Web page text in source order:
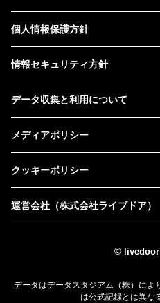
個人情報保護方針
情報セキュリティ方針
データ収集と利用について
メディアポリシー
クッキーポリシー
運営会社（株式会社ライブドア）
© livedoor
データはデータスタジアム（株）によ
は公式記録とは異な